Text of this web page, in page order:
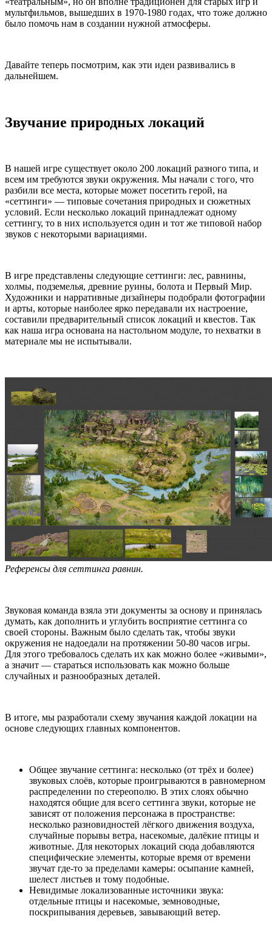
мультфильмов, вышедших в 1970-1980 годах, что тоже должно
было помочь нам в создании нужной атмосферы.
Давайте теперь посмотрим, как эти идеи развивались в
дальнейшем.
Звучание природных локаций
В нашей игре существует около 200 локаций разного типа, и
всем им требуются звуки окружения. Мы начали с того, что
разбили все места, которые может посетить герой, на
«сеттинги» — типовые сочетания природных и сюжетных
условий. Если несколько локаций принадлежат одному
сеттингу, то в них используется один и тот же типовой набор
звуков с некоторыми вариациями.
В игре представлены следующие сеттинги: лес, равнины,
холмы, подземелья, древние руины, болота и Первый Мир.
Художники и нарративные дизайнеры подобрали фотографии
и арты, которые наиболее ярко передавали их настроение,
составили предварительный список локаций и квестов. Так
как наша игра основана на настольном модуле, то нехватки в
материале мы не испытывали.
Референсы для сеттинга равнин.
Звуковая команда взяла эти документы за основу и принялась
думать, как дополнить и углубить восприятие сеттинга со
своей стороны. Важным было сделать так, чтобы звуки
окружения не надоедали на протяжении 50-80 часов игры.
Для этого требовалось сделать их как можно более «живыми»,
а значит — стараться использовать как можно больше
случайных и разнообразных деталей.
В итоге, мы разработали схему звучания каждой локации на
основе следующих главных компонентов.
Общее звучание сеттинга: несколько (от трёх и более)
звуковых слоёв, которые проигрываются в равномерном
распределении по стереополю. В этих слоях обычно
находятся общие для всего сеттинга звуки, которые не
зависят от положения персонажа в пространстве:
несколько разновидностей лёгкого движения воздуха,
случайные порывы ветра, насекомые, далёкие птицы и
животные. Для некоторых локаций сюда добавляются
специфические элементы, которые время от времени
звучат где-то за пределами камеры: осыпание камней,
шелест листьев и тому подобные.
Невидимые локализованные источники звука:
отдельные птицы и насекомые, земноводные,
поскрипывания деревьев, завывающий ветер.